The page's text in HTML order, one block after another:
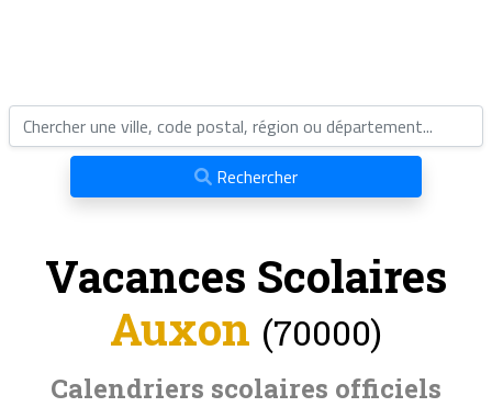
Rechercher
Vacances Scolaires
Auxon (70000)
Calendriers scolaires officiels